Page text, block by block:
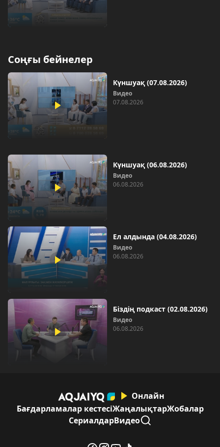
Соңғы бейнелер
Күншуақ (07.08.2026)
Видео
07.08.2026
Күншуақ (06.08.2026)
Видео
06.08.2026
Ел алдында (04.08.2026)
Видео
06.08.2026
Біздің подкаст (02.08.2026)
Видео
06.08.2026
Онлайн
Бағдарламалар кестесіЖаңалықтарЖобалар
СериалдарВидео